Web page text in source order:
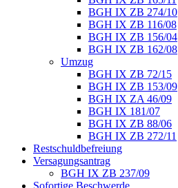
BGH IX ZB 274/10
BGH IX ZB 116/08
BGH IX ZB 156/04
BGH IX ZB 162/08
Umzug
BGH IX ZB 72/15
BGH IX ZB 153/09
BGH IX ZA 46/09
BGH IX 181/07
BGH IX ZB 88/06
BGH IX ZB 272/11
Restschuldbefreiung
Versagungsantrag
BGH IX ZB 237/09
Sofortige Beschwerde